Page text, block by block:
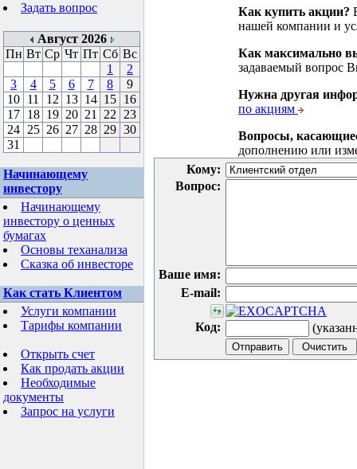
Задать вопрос
Август 2026
Пн Вт Ср Чт Пт Сб Вс
1
2
3
4 5 6 7 8
9
10 11 12 13 14 15 16
17 18 19 20 21 22
23
24 25 26 27 28 29 30
31
Начинающему
инвестору
Начинающему
инвестору о ценных
бумагах
Основы теханализа
Сказка об инвесторе
Как стать Клиентом
Услуги компании
Тарифы компании
Открыть счет
Как продать акции
Необходимые
документы
Запрос на услуги
Как купить акции?
нашей компании и
Как максимально
задаваемый вопрос
Нужна другая
по акциям
Вопросы,
дополнению или
Кому:
Вопрос:
Ваше имя:
E-mail:
Код: